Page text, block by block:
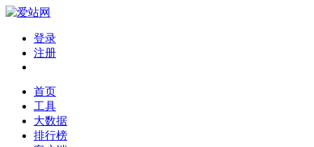
登录
注册
首页
工具
大数据
排行榜